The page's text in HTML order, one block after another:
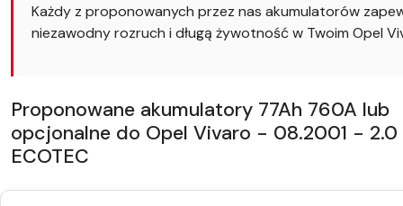
Każdy z proponowanych przez nas akumulatorów
niezawodny rozruch i długą żywotność w Twoim Opel
Proponowane akumulatory 77Ah 760A lub
opcjonalne do Opel Vivaro - 08.2001 - 2.0
ECOTEC